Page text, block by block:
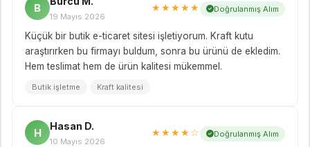
B
19 Mayıs 2026
★★★★★ Doğrulanmış Alım
Küçük bir butik e-ticaret sitesi işletiyorum. Kraft kutu
araştırırken bu firmayı buldum, sonra bu ürünü de ekledim.
Hem teslimat hem de ürün kalitesi mükemmel.
Butik işletme Kraft kalitesi
H
Hasan D.
10 Mayıs 2026
★★★★☆ Doğrulanmış Alım